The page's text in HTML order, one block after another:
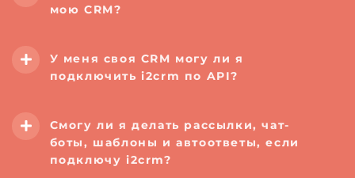
мою CRM?
У меня своя CRM могу ли я
подключить i2crm по API?
Смогу ли я делать рассылки, чат-
боты, шаблоны и автоответы, если
подключу i2crm?